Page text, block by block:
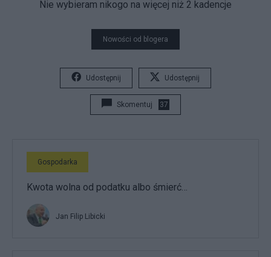
Nie wybieram nikogo na więcej niż 2 kadencje
Nowości od blogera
Udostępnij Udostępnij
Skomentuj 37
Gospodarka
Kwota wolna od podatku albo śmierć…
Jan Filip Libicki